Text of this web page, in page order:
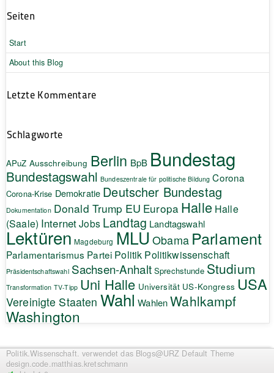
Seiten
Start
About this Blog
Letzte Kommentare
Schlagworte
APuZ Ausschreibung Berlin BpB Bundestag
Bundestagswahl Bundeszentrale für politische Bildung Corona
Corona-Krise Demokratie Deutscher Bundestag
Dokumentation Donald Trump EU Europa Halle Halle
(Saale) InternetJobs Landtag Landtagswahl
Lektüren Magdeburg MLU Obama Parlament
Parlamentarismus Partei Politik Politikwissenschaft
Präsidentschaftswahl Sachsen-Anhalt Sprechstunde Studium
Transformation TV-Tipp Uni Halle Universität US-Kongress USA
Vereinigte Staaten Wahl Wahlen Wahlkampf
Washington
Politik.Wissenschaft. verwendet das Blogs@URZ Default Theme
design.code. matthias.kretschmann